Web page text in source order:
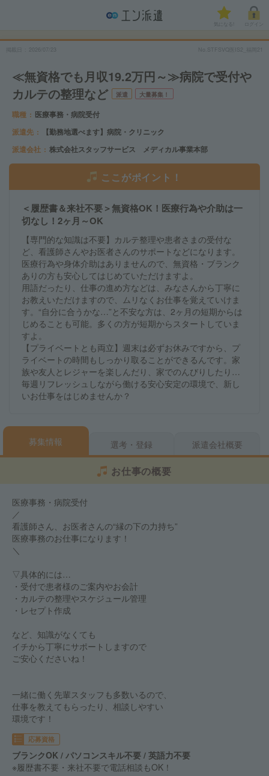
気になる!
No.STFSVQ医IS2_福岡21
≪無資格でも月収19.2万円～≫病院で受付や
カルテの整理など
派遣 大量募集！
職種
医療事務・病院受付
派遣先
【勤務地選べます】病院・クリニック
派遣会社
株式会社スタッフサービス メディカル事業本部
ここがポイント！
＜履歴書＆来社不要＞無資格OK！医療行為や介助は一
切なし！2ヶ月～OK
【専門的な知識は不要】カルテ整理や患者さまの受付な
ど、看護師さんやお医者さんのサポートなどになります。
医療行為や身体介助はありませんので、無資格・ブランク
ありの方も安心してはじめていただけますよ。
用語だったり、仕事の進め方などは、みなさんから丁寧に
お教えいただけますので、ムリなくお仕事を覚えていけま
す。“自分に合うかな…”と不安な方は、2ヶ月の短期からは
じめることも可能。多くの方が短期からスタートしていま
すよ。
【プライベートとも両立】週末は必ずお休みですから、プ
ライベートの時間もしっかり取ることができるんです。家
族や友人とレジャーを楽しんだり、家でのんびりしたり…
毎週リフレッシュしながら働ける安心安定の環境で、新し
いお仕事をはじめませんか？
募集情報 選考・登録 派遣会社概要
お仕事の概要
医療事務・病院受付
／
看護師さん、お医者さんの“縁の下の力持ち”
医療事務のお仕事になります！
＼
▽具体的には…
・受付で患者様のご案内やお会計
・カルテの整理やスケジュール管理
・レセプト作成
など、知識がなくても
イチから丁寧にサポートしますので
ご安心くださいね！
一緒に働く先輩スタッフも多数いるので、
仕事を教えてもらったり、相談しやすい
環境です！
応募資格
ブランクOK / パソコンスキル不要 / 英語力不要
※履歴書不要・来社不要で電話相談もOK！